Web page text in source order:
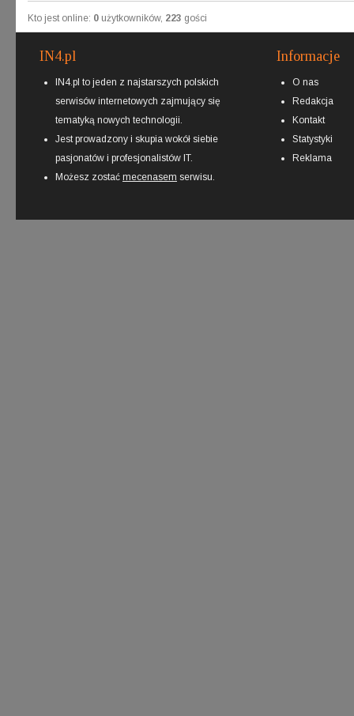
Kto jest online: 0 użytkowników, 223 gości
IN4.pl
IN4.pl to jeden z najstarszych polskich
serwisów internetowych zajmujący się
tematyką nowych technologii.
Jest prowadzony i skupia wokół siebie
pasjonatów i profesjonalistów IT.
Możesz zostać mecenasem serwisu.
Informacje
O nas
Redakcja
Kontakt
Statystyki
Reklama